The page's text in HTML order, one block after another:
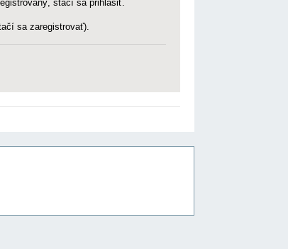
stačí sa prihlásiť.
sa zaregistrovať).